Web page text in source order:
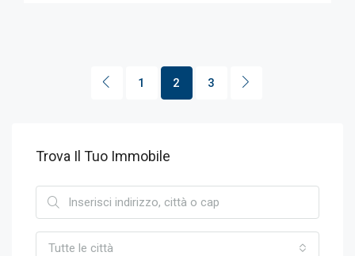
1 2 3
Trova Il Tuo Immobile
Tutte le città